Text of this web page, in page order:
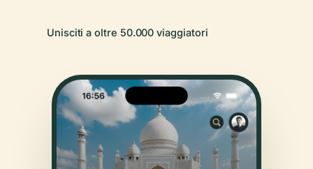
Unisciti a oltre 50.000 viaggiatori